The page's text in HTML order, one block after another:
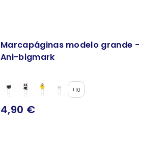
Marcapáginas modelo grande -
Ani-bigmark
+10
4,90 €